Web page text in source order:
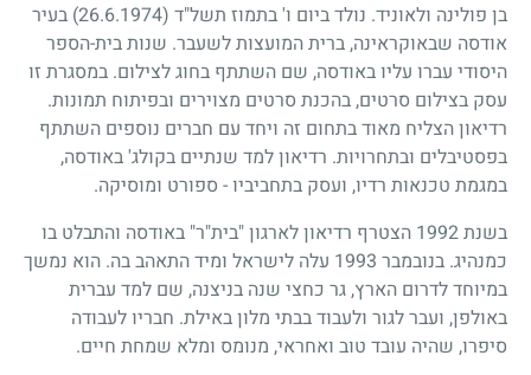
בן פולינה ולאוניד. נולד ביום ו' בתמוז תשל"ד (26.6.1974)
בעיר
אודסה שבאוקראינה, ברית המועצות לשעבר. שנות בית-הספר
היסודי עברו עליו באודסה, שם השתתף בחוג לצילום. במסגרת זו
עסק בצילום סרטים, בהכנת סרטים מצוירים ובפיתוח תמונות.
רדיאון הצליח מאוד בתחום זה ויחד עם חברים נוספים השתתף
בפסטיבלים ובתחרויות. רדיאון למד שנתיים בקולג' באודסה,
במגמת טכנאות רדיו, ועסק בתחביביו - ספורט ומוסיקה.
בשנת1992 הצטרף רדיאון לארגון "בית"ר" באודסה והתבלט בו
כמנהיג. בנובמבר 1993 עלה לישראל ומיד התאהב בה. הוא נמשך
במיוחד לדרום הארץ, גר כחצי שנה בניצנה, שם למד עברית
באולפן, ועבר לגור ולעבוד בבתי מלון באילת. חבריו לעבודה
סיפרו, שהיה עובד טוב ואחראי, מנומס ומלא שמחת חיים.